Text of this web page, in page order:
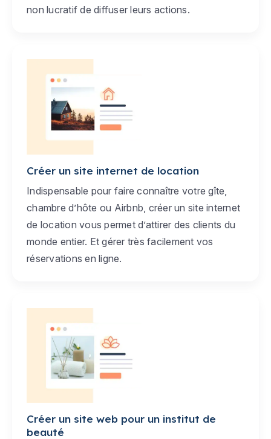
non lucratif de diffuser leurs actions.
Créer un site internet de location
Indispensable pour faire connaître votre gîte,
chambre d’hôte ou Airbnb, créer un site internet
de location vous permet d’attirer des clients du
monde entier. Et gérer très facilement vos
réservations en ligne.
Créer un site web pour un institut de
beauté